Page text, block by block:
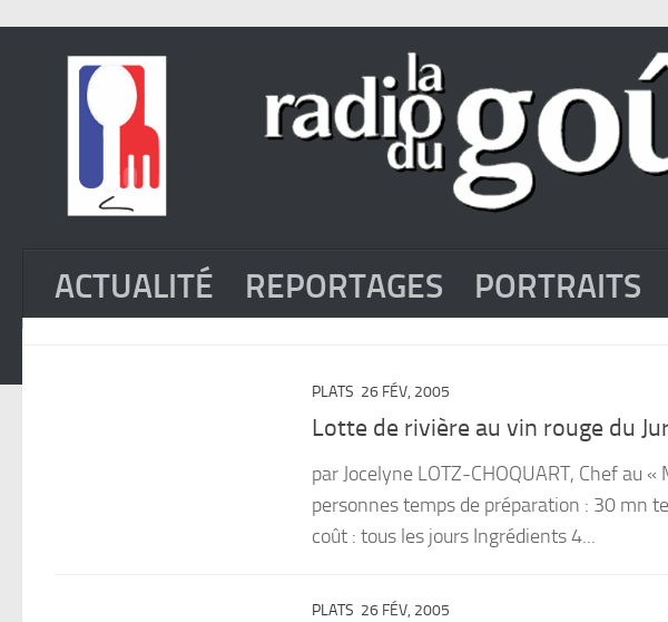
ACTUALITÉ REPORTAGES PORTRAITS
PLATS 26 FÉV, 2005
Lotte de rivière au vin rouge du
par Jocelyne LOTZ-CHOQUART, Chef au
personnes temps de préparation : 30 mn
coût : tous les jours Ingrédients 4...
PLATS 26 FÉV, 2005